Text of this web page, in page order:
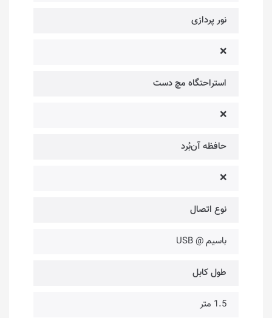
نور پردازی
❌
استراحتگاه مچ دست
❌
حافظه آن‌بُرد
❌
نوع اتصال
باسیم @ USB
طول کابل
1.5 متر